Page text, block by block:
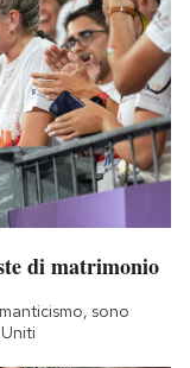
di matrimonio
sono